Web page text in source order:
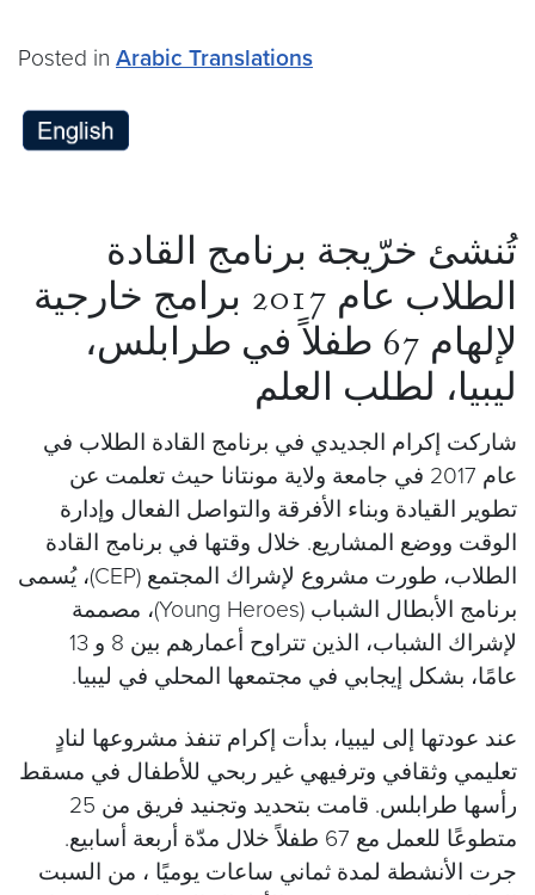
Posted in Arabic Translations
تُنشئ خرّيجة برنامج القادة
الطلاب عام 2017 برامج خارجية
لإلهام 67 طفلاً في طرابلس،
ليبيا، لطلب العلم
شاركت إكرام الجديدي في برنامج القادة الطلاب في
عام 2017 في جامعة ولاية مونتانا حيث تعلمت عن
تطوير القيادة وبناء الأفرقة والتواصل الفعال وإدارة
الوقت ووضع المشاريع. خلال وقتها في برنامج القادة
الطلاب، طورت مشروع لإشراك المجتمع (CEP)، يُسمى
برنامج الأبطال الشباب (Young Heroes)، مصممة
لإشراك الشباب، الذين تتراوح أعمارهم بين 8 و 13
عامًا، بشكل إيجابي في مجتمعها المحلي في ليبيا.
عند عودتها إلى ليبيا، بدأت إكرام تنفذ مشروعها لنادٍ
تعليمي وثقافي وترفيهي غير ربحي للأطفال في مسقط
رأسها طرابلس. قامت بتحديد وتجنيد فريق من 25
متطوعًا للعمل مع 67 طفلاً خلال مدّة أربعة أسابيع.
جرت الأنشطة لمدة ثماني ساعات يوميًا ، من السبت